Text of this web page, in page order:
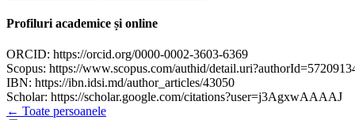
Profiluri academice și online
ORCID: https://orcid.org/0000-0002-3603-6369
Scopus: https://www.scopus.com/authid/
IBN: https://ibn.idsi.md/author_articles/43050
Scholar: https://scholar.google.com/citations?user=j3AgxwAAAAJ
← Toate persoanele